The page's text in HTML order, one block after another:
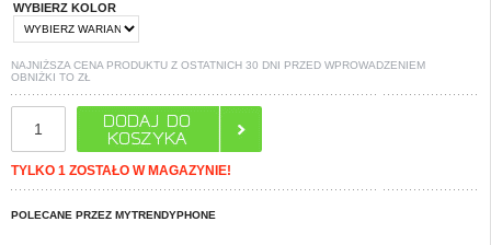
WYBIERZ KOLOR
NAJNIŻSZA CENA PRODUKTU Z OSTATNICH 30 DNI PRZED WPROWADZENIEM
OBNIŻKI TO ZŁ
TYLKO 1 ZOSTAŁO W MAGAZYNIE!
POLECANE PRZEZ MYTRENDYPHONE